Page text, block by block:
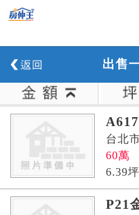
出售
台北
60萬
6.39坪
P21